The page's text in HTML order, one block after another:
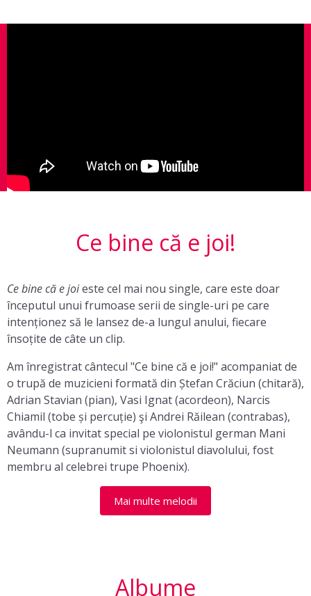
Ce bine că e joi!
Ce bine că e joieste cel mai nou single, care este doar
începutul unui frumoase serii de single-uri pe care
intenționez să le lansez de-a lungul anului, fiecare
însoțite de câte un clip.
Am înregistrat cântecul "Ce bine că e joi!" acompaniat de
o trupă de muzicieni formată din Ștefan Crăciun (chitară),
Adrian Stavian (pian), Vasi Ignat (acordeon), Narcis
Chiamil (tobe și percuție) şi Andrei Răilean (contrabas),
avându-l ca invitat special pe violonistul german Mani
Neumann (supranumit si violonistul diavolului, fost
membru al celebrei trupe Phoenix).
Mai multe melodii
Albume